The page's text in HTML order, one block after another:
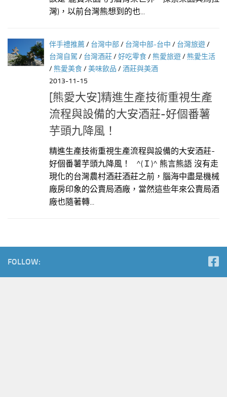
灣)，以前台灣熊想到的也...
伴手禮推薦/ 台灣中部 / 台灣中部-台中 / 台灣旅遊/
台灣自駕 / 台灣酒莊/好吃零食/ 熊愛旅遊/ 熊愛生活
/ 熊愛美食/美味飲品 /酒莊與美酒
2013-11-15
[熊愛大安]精進生產技術重視生產
流程與設備的大安酒莊-好個番薯
芋頭九降風！
精進生產技術重視生產流程與設備的大安酒莊-
好個番薯芋頭九降風！ ^(Ｉ)^ 熊言熊語 沒有走
現化的台灣農村酒莊酒莊之前，腦海中盡是機械
廠房印象的公賣局酒廠，當然這些年來公賣局酒
廠也隨著轉...
FOLLOW: